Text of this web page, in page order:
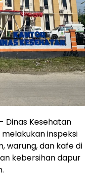
Dinas Kesehatan
inspeksi
warung, dan kafe di
kebersihan dapur